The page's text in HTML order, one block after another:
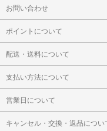
お問い合わせ
ポイントについて
配送・送料について
支払い方法について
営業日について
キャンセル・交換・返品につい